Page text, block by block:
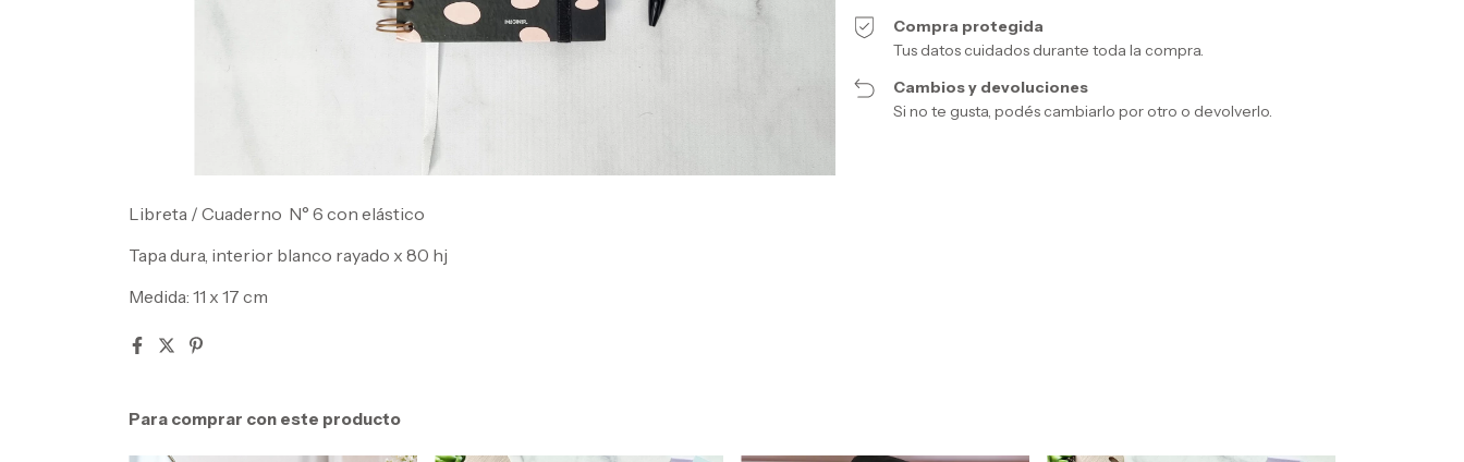
Compra protegida
Tus datos cuidados durante toda la compra.
Cambios y devoluciones
Si no te gusta, podés cambiarlo por otro o devolverlo.
Libreta / Cuaderno N° 6 con elástico
Tapa dura, interior blanco rayado x 80 hj
Medida: 11 x 17 cm
Para comprar con este producto